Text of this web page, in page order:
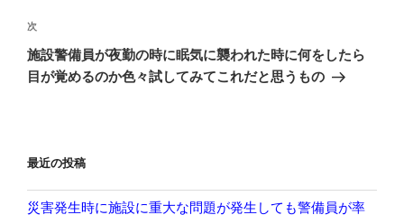
ゲ
ー
シ
次
の
投
次
施設警備員が夜勤の時に眠気に襲われた時に何をしたら
目が覚めるのか色々試してみてこれだと思うもの
最近の投稿
災害発生時に施設に重大な問題が発生しても警備員が率